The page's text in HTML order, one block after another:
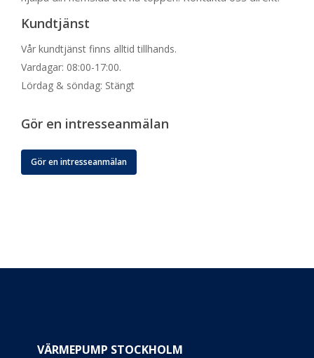
Kundtjänst
Vår kundtjänst finns alltid tillhands.
Vardagar: 08:00-17:00.
Lördag & söndag: Stängt
Gör en intresseanmälan
Gör en intresseanmälan
VÄRMEPUMP STOCKHOLM